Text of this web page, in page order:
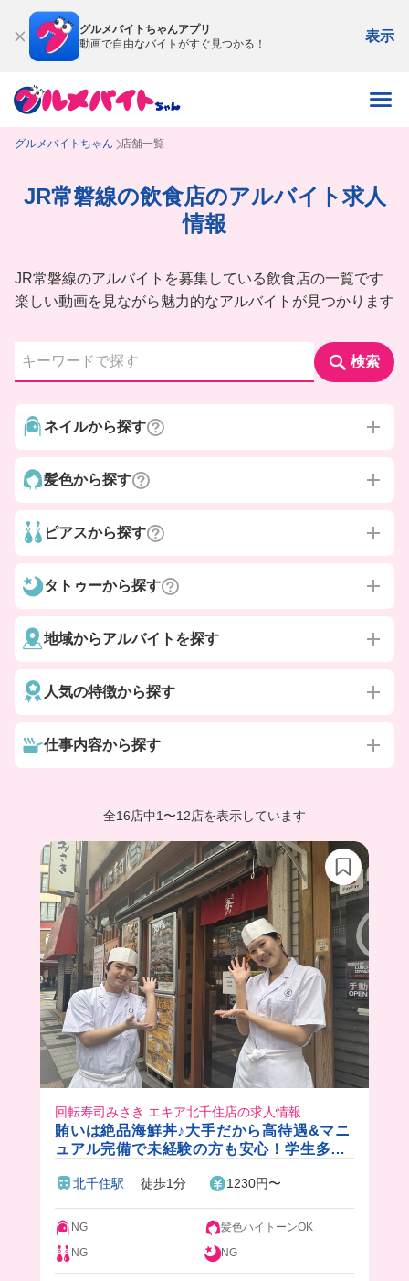
グルメバイトちゃんアプリ
動画で自由なバイトがすぐ見つかる！
表示
グルメバイトちゃん 店舗一覧
JR常磐線の飲食店のアルバイト求人
情報
JR常磐線のアルバイトを募集している飲食店の一覧です
楽しい動画を見ながら魅力的なアルバイトが見つかります
検索
ネイルから探す
髪色から探す
ピアスから探す
タトゥーから探す
地域からアルバイトを探す
人気の特徴から探す
仕事内容から探す
全16店中1 〜12店を表示しています
回転寿司みさき エキア北千住店の求人情報
賄いは絶品海鮮丼♪大手だから高待遇&マニ
ュアル完備で未経験の方も安心！学生多い
北千住駅 徒歩1分 1230円〜
NG
髪色ハイトーンOK
NG
NG